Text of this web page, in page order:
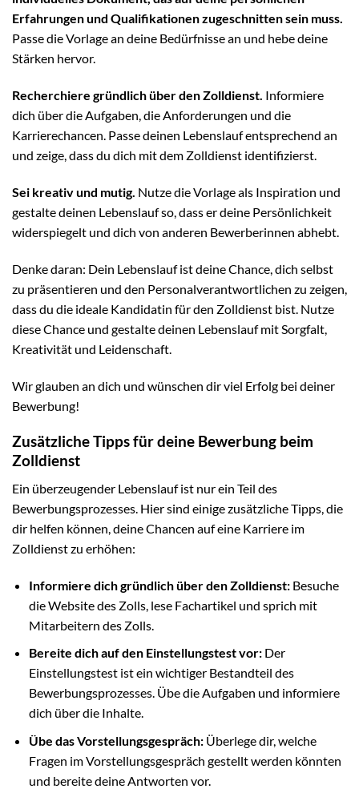
Erfahrungen und Qualifikationen zugeschnitten sein muss.
Passe die Vorlage an deine Bedürfnisse an und hebe deine
Stärken hervor.
Recherchiere gründlich über den Zolldienst. Informiere
dich über die Aufgaben, die Anforderungen und die
Karrierechancen. Passe deinen Lebenslauf entsprechend an
und zeige, dass du dich mit dem Zolldienst identifizierst.
Sei kreativ und mutig. Nutze die Vorlage als Inspiration und
gestalte deinen Lebenslauf so, dass er deine Persönlichkeit
widerspiegelt und dich von anderen Bewerberinnen abhebt.
Denke daran: Dein Lebenslauf ist deine Chance, dich selbst
zu präsentieren und den Personalverantwortlichen zu zeigen,
dass du die ideale Kandidatin für den Zolldienst bist. Nutze
diese Chance und gestalte deinen Lebenslauf mit Sorgfalt,
Kreativität und Leidenschaft.
Wir glauben an dich und wünschen dir viel Erfolg bei deiner
Bewerbung!
Zusätzliche Tipps für deine Bewerbung beim
Zolldienst
Ein überzeugender Lebenslauf ist nur ein Teil des
Bewerbungsprozesses. Hier sind einige zusätzliche Tipps, die
dir helfen können, deine Chancen auf eine Karriere im
Zolldienst zu erhöhen:
Informiere dich gründlich über den Zolldienst:Besuche
die Website des Zolls, lese Fachartikel und sprich mit
Mitarbeitern des Zolls.
Bereite dich auf den Einstellungstest vor:Der
Einstellungstest ist ein wichtiger Bestandteil des
Bewerbungsprozesses. Übe die Aufgaben und informiere
dich über die Inhalte.
Übe das Vorstellungsgespräch:Überlege dir, welche
Fragen im Vorstellungsgespräch gestellt werden könnten
und bereite deine Antworten vor.